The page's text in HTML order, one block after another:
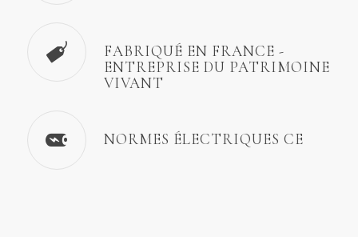
FABRIQUÉ EN FRANCE -
ENTREPRISE DU PATRIMOINE
VIVANT
NORMES ÉLECTRIQUES CE